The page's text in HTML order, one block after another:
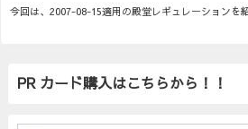
今回は、2007-08-15適用の殿堂レギュレーションを
PR カード購入はこちらから！！